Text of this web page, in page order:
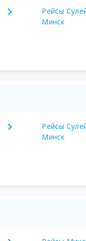
Рейсы
Минск
Рейсы
Минск